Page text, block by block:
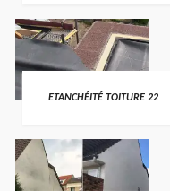
ETANCHÉITÉ TOITURE 22